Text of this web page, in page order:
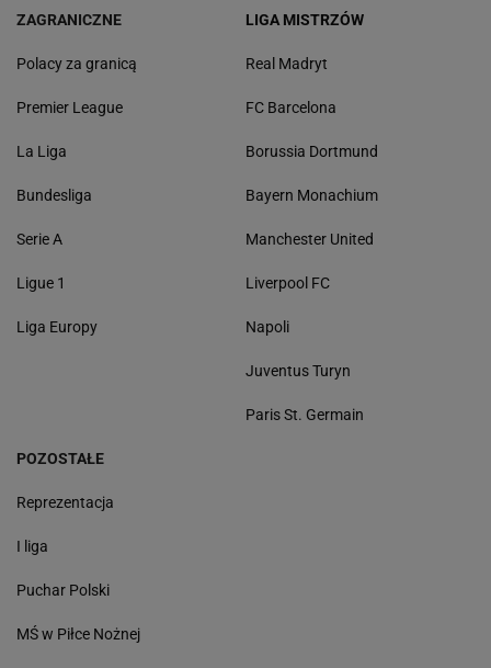
ZAGRANICZNE
Polacy za granicą
Premier League
La Liga
Bundesliga
Serie A
Ligue 1
Liga Europy
LIGA MISTRZÓW
Real Madryt
FC Barcelona
Borussia Dortmund
Bayern Monachium
Manchester United
Liverpool FC
Napoli
Juventus Turyn
Paris St. Germain
POZOSTAŁE
Reprezentacja
I liga
Puchar Polski
MŚ w Piłce Nożnej